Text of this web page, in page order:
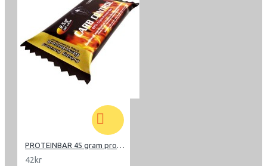
PROTEINBAR 45 gram protein, 100g bars
42kr